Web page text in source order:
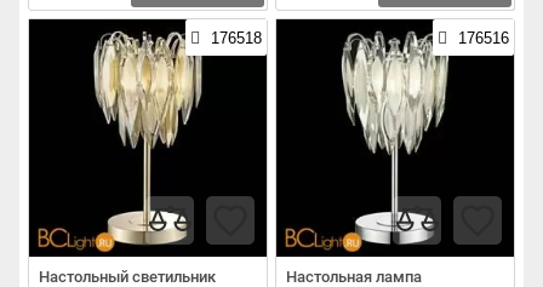
176518
Настольный светильник
176516
Настольная лампа